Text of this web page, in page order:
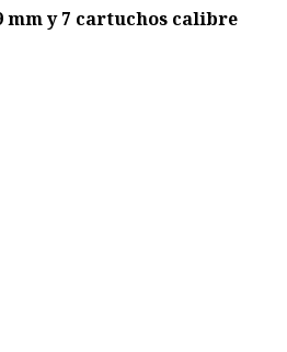
y 7 cartuchos calibre